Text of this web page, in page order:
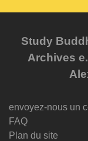
Study
Archives
envoyez-nous un
FAQ
Plan du site